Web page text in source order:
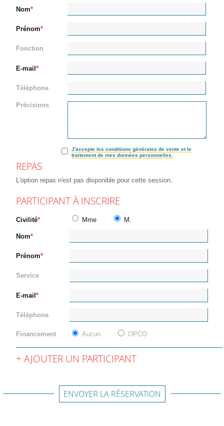
Nom
Prénom
Fonction
E-mail
Téléphone
Précisions
J'accepte les conditions générales de vente et le
traitement de mes données personnelles.
REPAS
L'option repas n'est pas disponible pour cette session.
PARTICIPANT À INSCRIRE
Civilité Mme M.
Nom
Prénom
Service
E-mail
Téléphone
Financement Aucun OPCO
AJOUTER UN PARTICIPANT
ENVOYER LA RÉSERVATION